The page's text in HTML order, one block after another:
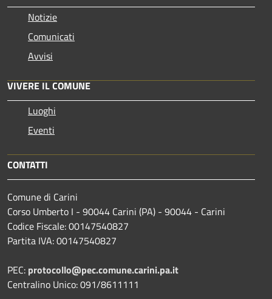
Notizie
Comunicati
Avvisi
VIVERE IL COMUNE
Luoghi
Eventi
CONTATTI
Comune di Carini
Corso Umberto I - 90044 Carini (PA) - 90044 - Carini
Codice Fiscale: 00147540827
Partita IVA: 00147540827
PEC: protocollo@pec.comune.carini.pa.it
Centralino Unico: 091/8611111